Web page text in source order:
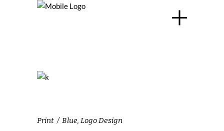
Print Blue, Logo Design